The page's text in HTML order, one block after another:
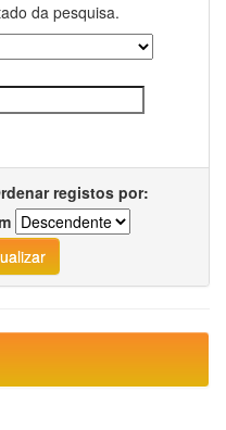
da pesquisa.
registos por: